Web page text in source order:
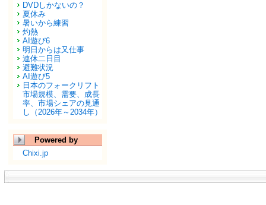
DVDしかないの？
夏休み
暑いから練習
灼熱
AI遊び6
明日からは又仕事
連休二日目
避難状況
AI遊び5
日本のフォークリフト
市場規模、需要、成長
率、市場シェアの見通
し（2026年～2034年）
Powered by
Chixi.jp